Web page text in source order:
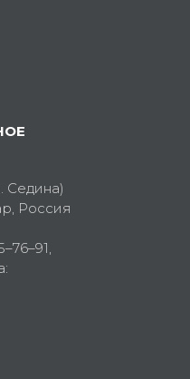
Седина)
Россия
,